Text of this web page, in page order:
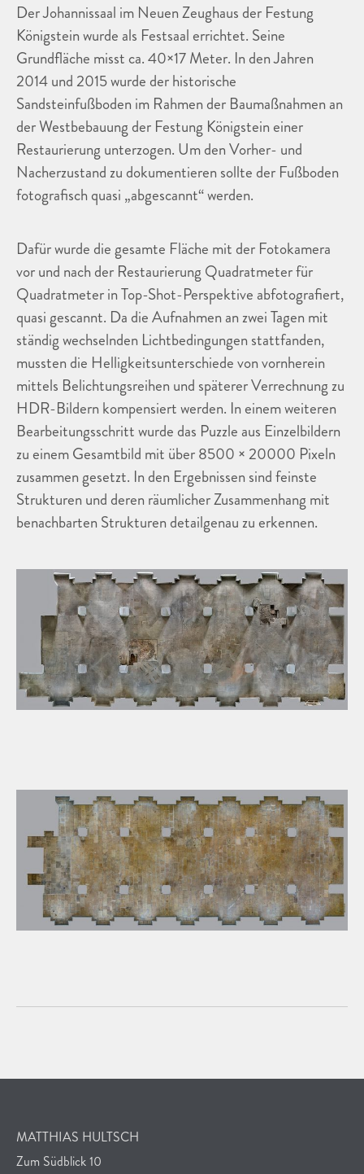
Der Johannissaal im Neuen Zeughaus der Festung
Königstein wurde als Festsaal errichtet. Seine
Grundfläche misst ca. 40×17 Meter. In den Jahren
2014 und 2015 wurde der historische
Sandsteinfußboden im Rahmen der Baumaßnahmen an
der Westbebauung der Festung Königstein einer
Restaurierung unterzogen. Um den Vorher- und
Nacherzustand zu dokumentieren sollte der Fußboden
fotografisch quasi „abgescannt“ werden.
Dafür wurde die gesamte Fläche mit der Fotokamera
vor und nach der Restaurierung Quadratmeter für
Quadratmeter in Top-Shot-Perspektive abfotografiert,
quasi gescannt. Da die Aufnahmen an zwei Tagen mit
ständig wechselnden Lichtbedingungen stattfanden,
mussten die Helligkeitsunterschiede von vornherein
mittels Belichtungsreihen und späterer Verrechnung zu
HDR-Bildern kompensiert werden. In einem weiteren
Bearbeitungsschritt wurde das Puzzle aus Einzelbildern
zu einem Gesamtbild mit über 8500 × 20000 Pixeln
zusammen gesetzt. In den Ergebnissen sind feinste
Strukturen und deren räumlicher Zusammenhang mit
benachbarten Strukturen detailgenau zu erkennen.
MATTHIAS HULTSCH
Zum Südblick 10